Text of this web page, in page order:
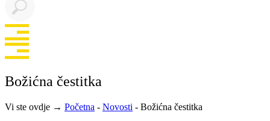
Božićna čestitka
Vi ste ovdje → Početna - Novosti - Božićna čestitka